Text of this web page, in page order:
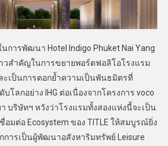
การพัฒนา Hotel Indigo Phuket Nai Yang
วสำคัญในการขยายพอร์ตฟอลิโอโรงแรม
ะเป็นการตอกย้ำความเป็นพันธมิตรที่
โลกอย่าง IHG ต่อเนื่องจากโครงการ voco
บริษัทฯ หวังว่าโรงแรมทั้งสองแห่งนี้จะเป็น
มต่อ Ecosystem ของ TITLE ให้สมบูรณ์ยิ่ง
การเป็นผู้พัฒนาอสังหาริมทรัพย์ Leisure